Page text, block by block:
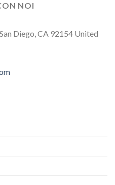
NOI
Diego, CA 92154 United